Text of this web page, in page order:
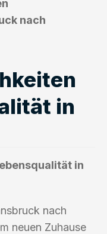
nach
in
in
nach
neuen Zuhause